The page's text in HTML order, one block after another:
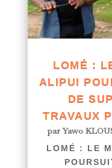
LOMÉ :
ALIPUI
DE
TRAVAUX
parYawo
LOMÉ : LE